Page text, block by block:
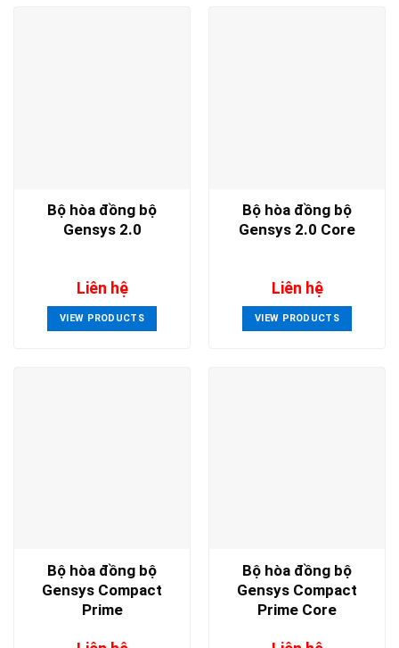
Bộ hòa đồng bộ
Gensys 2.0
Liên hệ
VIEW PRODUCTS
Bộ hòa đồng bộ
Gensys 2.0 Core
Liên hệ
VIEW PRODUCTS
Bộ hòa đồng bộ
Gensys Compact
Prime
Bộ hòa đồng bộ
Gensys Compact
Prime Core